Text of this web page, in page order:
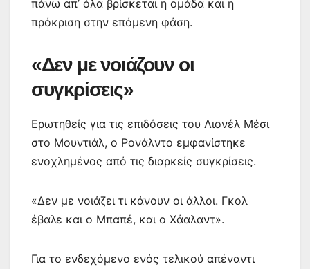
πάνω απ’ όλα βρίσκεται η ομάδα και η
πρόκριση στην επόμενη φάση.
«Δεν με νοιάζουν οι
συγκρίσεις»
Ερωτηθείς για τις επιδόσεις του Λιονέλ Μέσι
στο Μουντιάλ, ο Ρονάλντο εμφανίστηκε
ενοχλημένος από τις διαρκείς συγκρίσεις.
«Δεν με νοιάζει τι κάνουν οι άλλοι. Γκολ
έβαλε και ο Μπαπέ, και ο Χάαλαντ».
Για το ενδεχόμενο ενός τελικού απέναντι